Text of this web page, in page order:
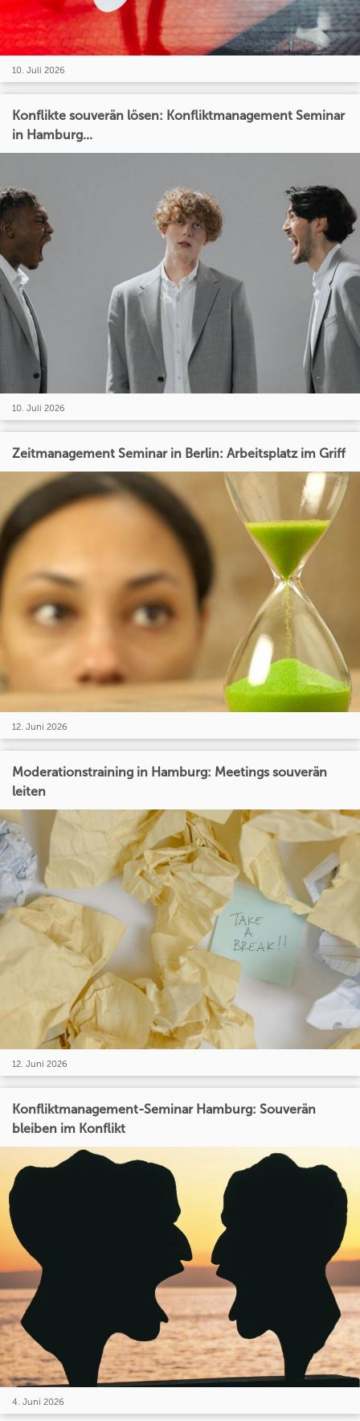
10. Juli 2026
Konflikte souverän lösen: Konfliktmanagement Seminar
in Hamburg...
10. Juli 2026
Zeitmanagement Seminar in Berlin: Arbeitsplatz im Griff
12. Juni 2026
Moderationstraining in Hamburg: Meetings souverän
leiten
12. Juni 2026
Konfliktmanagement-Seminar Hamburg: Souverän
bleiben im Konflikt
4. Juni 2026